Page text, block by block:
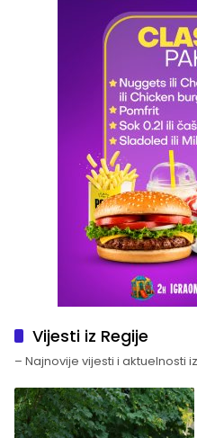
Vijesti iz Regije
– Najnovije vijesti i aktuelnosti